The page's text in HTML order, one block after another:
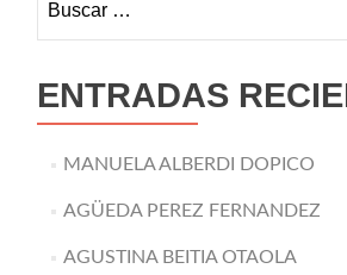
ENTRADAS
MANUELA ALBERDI DOPICO
AGÜEDA PEREZ FERNANDEZ
AGUSTINA BEITIA OTAOLA